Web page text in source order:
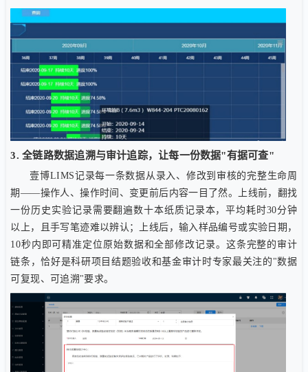
3. 全链路数据追溯与审计追踪，让每一份数据"有据可查"
壹博LIMS记录每一条数据从录入、修改到审核的完整生命周
期——操作人、操作时间、变更前后内容一目了然。上线前，翻找
一份历史实验记录需要翻遍数十本纸质记录本，平均耗时30分钟
以上，且手写笔迹难以辨认；上线后，输入样品编号或实验日期，
10秒内即可精准定位原始数据和全部修改记录。这条完整的审计
链条，恰好是科研项目结题验收和基金审计时专家最关注的"数据
可复现、可追溯"要求。